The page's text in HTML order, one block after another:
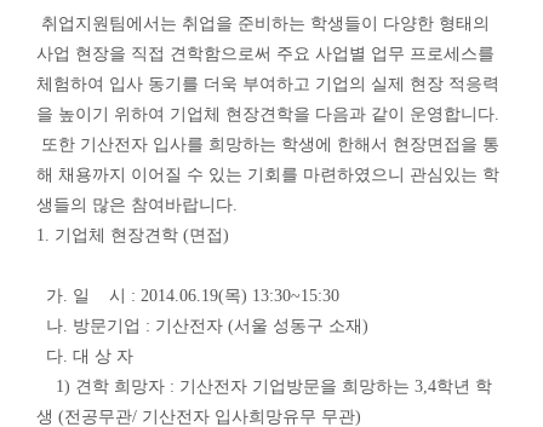
취업지원팀에서는 취업을 준비하는 학생들이 다양한 형태의
사업 현장을 직접 견학함으로써 주요 사업별 업무 프로세스를
체험하여 입사 동기를 더욱 부여하고 기업의 실제 현장 적응력
을 높이기 위하여 기업체 현장견학을 다음과 같이 운영합니다.
또한 기산전자 입사를 희망하는 학생에 한해서 현장면접을 통
해 채용까지 이어질 수 있는 기회를 마련하였으니 관심있는 학
생들의 많은 참여바랍니다.
1. 기업체 현장견학 (면접)
가. 일 시 : 2014.06.19(목) 13:30~15:30
나. 방문기업 : 기산전자 (서울 성동구 소재)
다. 대 상 자
1) 견학 희망자 : 기산전자 기업방문을 희망하는 3,4학년 학
생 (전공무관/ 기산전자 입사희망유무 무관)